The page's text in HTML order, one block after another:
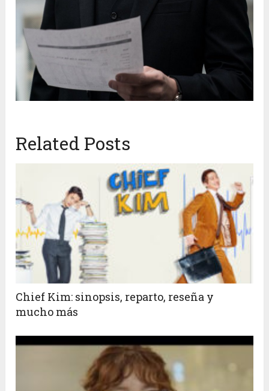
Related Posts
Chief Kim: sinopsis, reparto, reseña y
mucho más